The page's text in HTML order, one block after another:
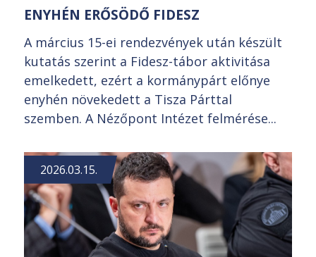
ENYHÉN ERŐSÖDŐ FIDESZ
A március 15-ei rendezvények után készült
kutatás szerint a Fidesz-tábor aktivitása
emelkedett, ezért a kormánypárt előnye
enyhén növekedett a Tisza Párttal
szemben. A Nézőpont Intézet felmérése...
2026.03.15.